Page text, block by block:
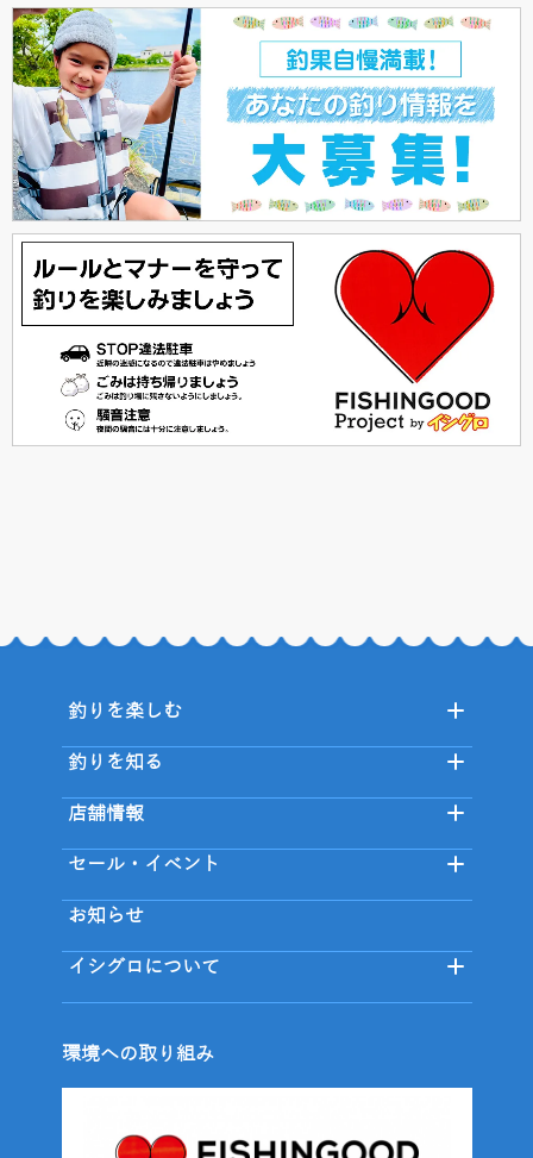
釣りを楽しむ
釣りを知る
店舗情報
セール・イベント
お知らせ
イシグロについて
環境への取り組み